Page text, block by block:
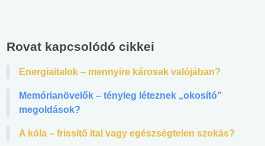
Rovat kapcsolódó cikkei
Energiaitalok – mennyire károsak valójában?
Memórianövelők – tényleg léteznek „okosító”
megoldások?
A kóla – frissítő ital vagy egészségtelen szokás?